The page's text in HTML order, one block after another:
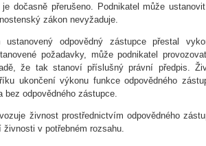
dočasně přerušeno. Podnikatel může
zákon nevyžaduje.
ustanovený odpovědný zástupce přestal
požadavky, může podnikatel
že tak stanoví příslušný právní předpis.
ukončení výkonu funkce odpovědného
bez odpovědného zástupce.
živnost prostřednictvím odpovědného
v potřebném rozsahu.